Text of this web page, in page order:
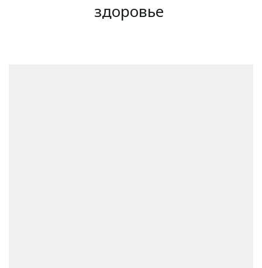
здоровье